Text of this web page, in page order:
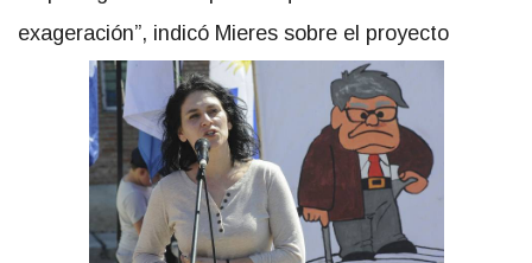
exageración”, indicó Mieres sobre el proyecto